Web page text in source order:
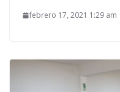
febrero 17, 2021 1:29 am